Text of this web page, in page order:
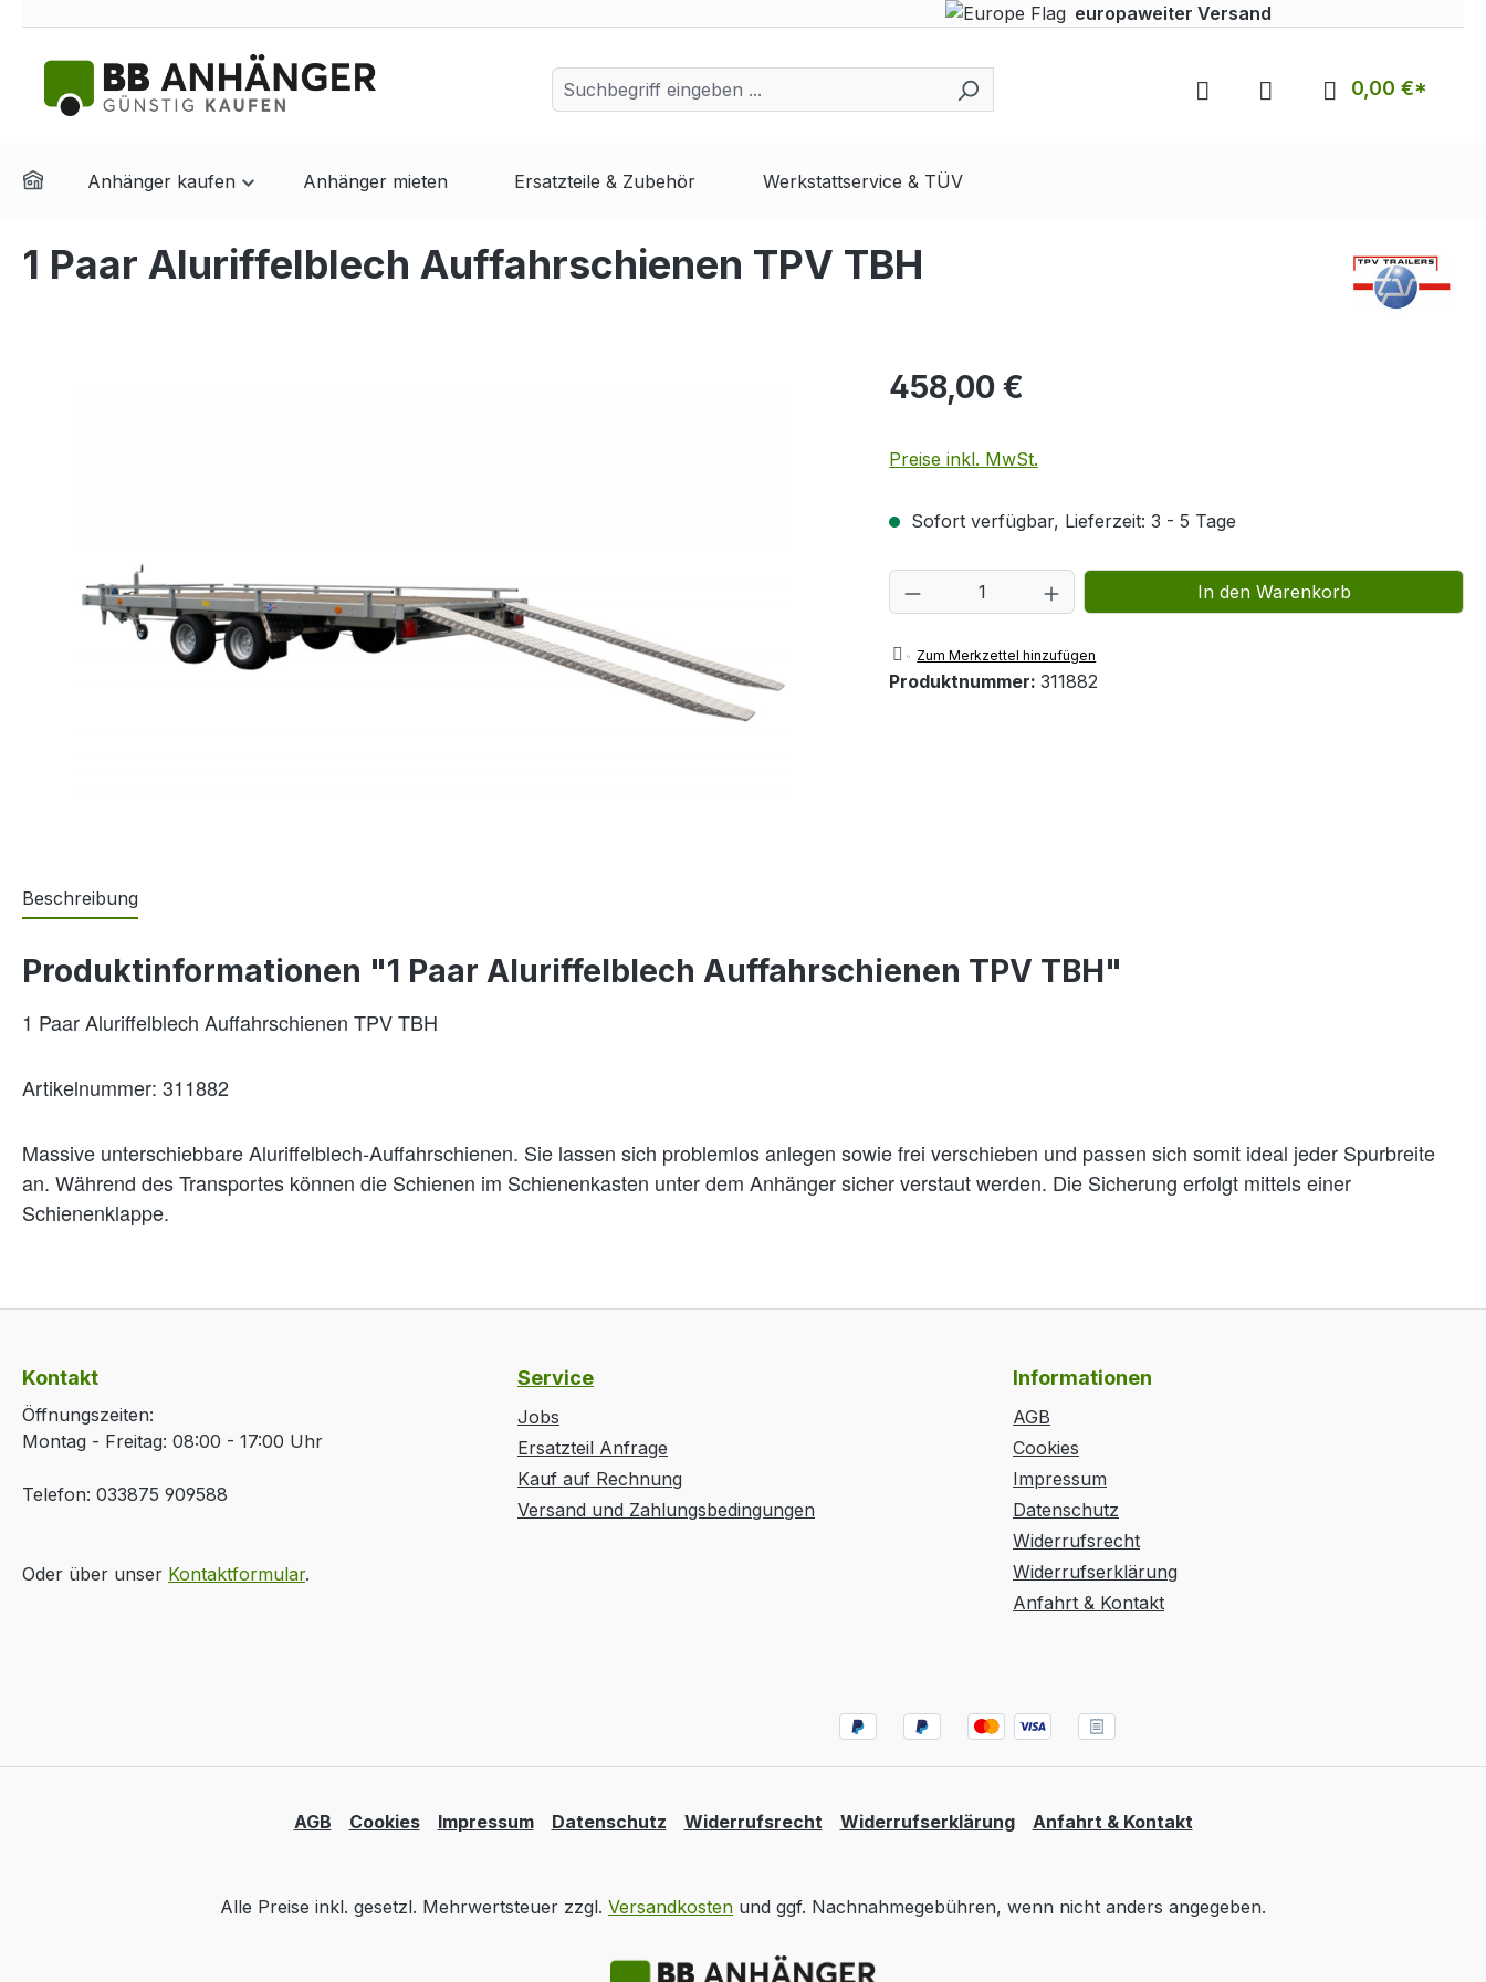
Zur Hauptnavigation springen
europaweiter Versand
0,00 €*
Anhänger kaufen Anhänger mieten Ersatzteile & Zubehör Werkstattservice & TÜV
1 Paar Aluriffelblech Auffahrschienen TPV TBH
458,00 €
Preise inkl. MwSt.
Sofort verfügbar, Lieferzeit: 3 - 5 Tage
Produkt Anzahl: Gib den gewünschten Wert
In den Warenkorb
Zum Merkzettel hinzufügen
Produktnummer: 311882
Beschreibung
Produktinformationen "1 Paar Aluriffelblech Auffahrschienen TPV TBH"
1 PaarAluriffelblech Auffahrschienen TPV TBH
Artikelnummer: 311882
Massive unterschiebbare Aluriffelblech-Auffahrschienen. Sie lassen sich problemlos anlegen sowie frei verschieben und passen sich somit ideal jeder Spurbreite
an. Während des Transportes können die Schienen im Schienenkasten unter dem Anhänger sicher verstaut werden. Die Sicherung erfolgt mittels einer
Schienenklappe.
Kontakt
Öffnungszeiten:
Montag - Freitag: 08:00 - 17:00 Uhr
Telefon: 033875 909588
Oder über unser Kontaktformular.
Service
Jobs
Ersatzteil Anfrage
Kauf auf Rechnung
Versand und Zahlungsbedingungen
Informationen
AGB
Cookies
Impressum
Datenschutz
Widerrufsrecht
Widerrufserklärung
Anfahrt & Kontakt
AGB Cookies Impressum Datenschutz Widerrufsrecht Widerrufserklärung Anfahrt & Kontakt
Alle Preise inkl. gesetzl. Mehrwertsteuer zzgl. Versandkosten und ggf. Nachnahmegebühren, wenn nicht anders angegeben.